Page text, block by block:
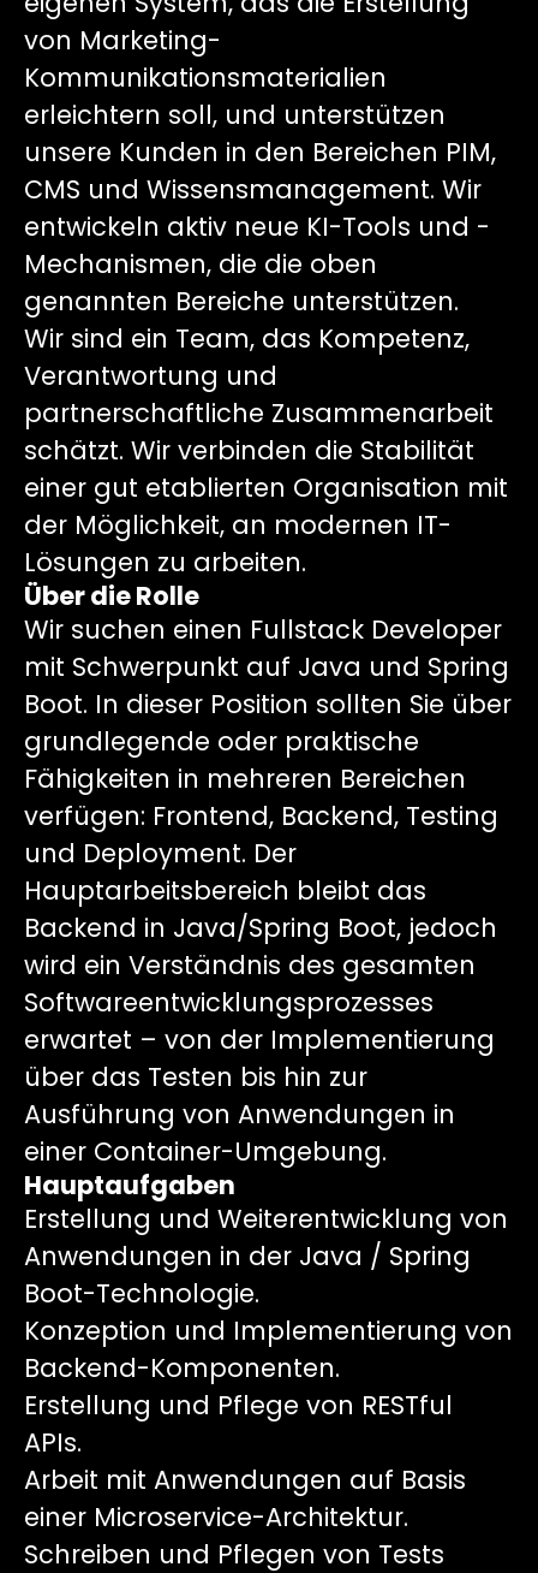
von Marketing-
Kommunikationsmaterialien
erleichtern soll, und unterstützen
unsere Kunden in den Bereichen PIM,
CMS und Wissensmanagement. Wir
entwickeln aktiv neue KI-Tools und -
Mechanismen, die die oben
genannten Bereiche unterstützen.
Wir sind ein Team, das Kompetenz,
Verantwortung und
partnerschaftliche Zusammenarbeit
schätzt. Wir verbinden die Stabilität
einer gut etablierten Organisation mit
der Möglichkeit, an modernen IT-
Lösungen zu arbeiten.
Über die Rolle
Wir suchen einen Fullstack Developer
mit Schwerpunkt auf Java und Spring
Boot. In dieser Position sollten Sie über
grundlegende oder praktische
Fähigkeiten in mehreren Bereichen
verfügen: Frontend, Backend, Testing
und Deployment. Der
Hauptarbeitsbereich bleibt das
Backend in Java/Spring Boot, jedoch
wird ein Verständnis des gesamten
Softwareentwicklungsprozesses
erwartet – von der Implementierung
über das Testen bis hin zur
Ausführung von Anwendungen in
einer Container-Umgebung.
Hauptaufgaben
Erstellung und Weiterentwicklung von
Anwendungen in der Java / Spring
Boot-Technologie.
Konzeption und Implementierung von
Backend-Komponenten.
Erstellung und Pflege von RESTful
APIs.
Arbeit mit Anwendungen auf Basis
einer Microservice-Architektur.
Schreiben und Pflegen von Tests